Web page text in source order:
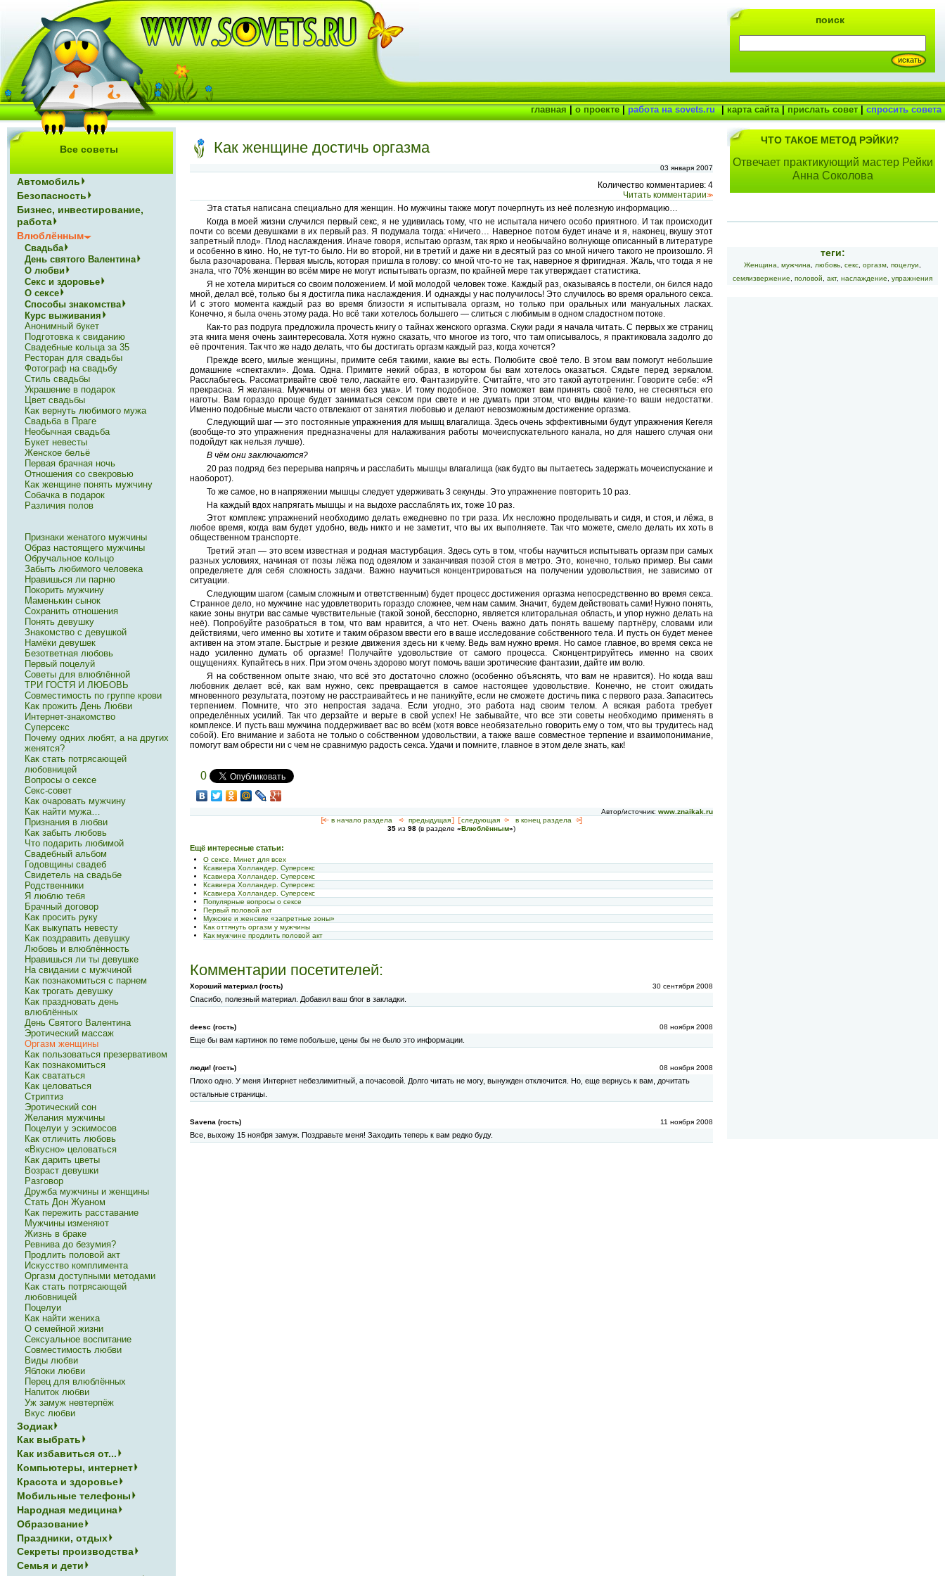
Как женщине достичь оргазма
03 января 2007
Количество комментариев: 4
Читать комментарии>>
Эта статья написана специально для женщин. Но мужчины также могут почерпнуть из неё полезную информацию…
Когда в моей жизни случился первый секс, я не удивилась тому, что не испытала ничего особо приятного. И так происходит
почти со всеми девушками в их первый раз. Я подумала тогда: «Ничего… Наверное потом будет иначе и я, наконец, вкушу этот
запретный плод». Плод наслаждения. Иначе говоря, испытаю оргазм, так ярко и необычайно волнующе описанный в литературе
и особенно в кино. Но, не тут-то было. Ни во второй, ни в третий и даже ни в десятый раз со мной ничего такого не произошло. Я
была разочарована. Первая мысль, которая пришла в голову: со мной что-то не так, наверное я фригидная. Жаль, что тогда я не
знала, что 70% женщин во всём мире не могут испытывать оргазм, по крайней мере так утверждает статистика.
Я не хотела мириться со своим положением. И мой молодой человек тоже. Каждый раз, оказываясь в постели, он бился надо
мной, делал всё, только бы я достигла пика наслаждения. И однажды у нас получилось! Это случилось во время орального секса.
И с этого момента каждый раз во время близости я испытывала оргазм, но только при оральных или мануальных ласках.
Конечно, я была очень этому рада. Но всё таки хотелось большего — слиться с любимым в одном сладостном потоке.
Как-то раз подруга предложила прочесть книгу о тайнах женского оргазма. Скуки ради я начала читать. С первых же страниц
эта книга меня очень заинтересовала. Хотя нужно сказать, что многое из того, что там описывалось, я практиковала задолго до
её прочтения. Так что же надо делать, что бы достигать оргазм каждый раз, когда хочется?
Прежде всего, милые женщины, примите себя такими, какие вы есть. Полюбите своё тело. В этом вам помогут небольшие
домашние «спектакли». Дома. Одна. Примите некий образ, в котором бы вам хотелось оказаться. Сядьте перед зеркалом.
Расслабьтесь. Рассматривайте своё тело, ласкайте его. Фантазируйте. Считайте, что это такой аутотренинг. Говорите себе: «Я
прекрасна. Я желанна. Мужчины от меня без ума». И тому подобное. Это поможет вам принять своё тело, не стесняться его
наготы. Вам гораздо проще будет заниматься сексом при свете и не думать при этом, что видны какие-то ваши недостатки.
Именно подобные мысли часто отвлекают от занятия любовью и делают невозможным достижение оргазма.
Следующий шаг — это постоянные упражнения для мышц влагалища. Здесь очень эффективными будут упражнения Кегеля
(вообще-то это упражнения предназначены для налаживания работы мочеиспускательного канала, но для нашего случая они
подойдут как нельзя лучше).
В чём они заключаются?
20 раз подряд без перерыва напрячь и расслабить мышцы влагалища (как будто вы пытаетесь задержать мочеиспускание и
наоборот).
То же самое, но в напряжении мышцы следует удерживать 3 секунды. Это упражнение повторить 10 раз.
На каждый вдох напрягать мышцы и на выдохе расслаблять их, тоже 10 раз.
Этот комплекс упражнений необходимо делать ежедневно по три раза. Их несложно проделывать и сидя, и стоя, и лёжа, в
любое время, когда вам будет удобно, ведь никто и не заметит, что вы их выполняете. Так что можете, смело делать их хоть в
общественном транспорте.
Третий этап — это всем известная и родная мастурбация. Здесь суть в том, чтобы научиться испытывать оргазм при самых
разных условиях, начиная от позы лёжа под одеялом и заканчивая позой стоя в метро. Это, конечно, только пример. Вы сами
определяете для себя сложность задачи. Важно научиться концентрироваться на получении удовольствия, не зависимо от
ситуации.
Следующим шагом (самым сложным и ответственным) будет процесс достижения оргазма непосредственно во время секса.
Странное дело, но мужчине нас удовлетворить гораздо сложнее, чем нам самим. Значит, будем действовать сами! Нужно понять,
какие зоны внутри вас самые чувствительные (такой зоной, бесспорно, является клиторальная область, и упор нужно делать на
неё). Попробуйте разобраться в том, что вам нравится, а что нет. Очень важно дать понять вашему партнёру, словами или
действиями, чего именно вы хотите и таким образом ввести его в ваше исследование собственного тела. И пусть он будет менее
активен на этом этапе. Быстрые и резкие движения здесь ни к чему. Ведь вам нужно время. Но самое главное, во время секса не
надо усиленно думать об оргазме! Получайте удовольствие от самого процесса. Сконцентрируйтесь именно на своих
ощущениях. Купайтесь в них. При этом очень здорово могут помочь ваши эротические фантазии, дайте им волю.
Я на собственном опыте знаю, что всё это достаточно сложно (особенно объяснять, что вам не нравится). Но когда ваш
любовник делает всё, как вам нужно, секс превращается в самое настоящее удовольствие. Конечно, не стоит ожидать
мгновенного результата, поэтому не расстраивайтесь и не паникуйте, если не сможете достичь пика с первого раза. Запаситесь
терпением. Помните, что это непростая задача. Если угодно, это работа над своим телом. А всякая работа требует
определённых усилий. Так что дерзайте и верьте в свой успех! Не забывайте, что все эти советы необходимо применять в
комплексе. И пусть ваш мужчина поддерживает вас во всём (хотя вовсе необязательно говорить ему о том, что вы трудитесь над
собой). Его внимание и забота не только о собственном удовольствии, а также ваше совместное терпение и взаимопонимание,
помогут вам обрести ни с чем не сравнимую радость секса. Удачи и помните, главное в этом деле знать, как!
0
Автор/источник: www.znaikak.ru
[<— в начало раздела <- предыдущая] [ следующая -> в конец раздела ->]
35 из 98 (в разделе «Влюблённым»)
Ещё интересные статьи:
О сексе. Минет для всех
Ксавиера Холландер. Суперсекс
Ксавиера Холландер. Суперсекс
Ксавиера Холландер. Суперсекс
Ксавиера Холландер. Суперсекс
Популярные вопросы о сексе
Первый половой акт
Мужские и женские «запретные зоны»
Как оттянуть оргазм у мужчины
Как мужчине продлить половой акт
Комментарии посетителей:
Хороший материал (гость) 30 сентября 2008
Спасибо, полезный материал. Добавил ваш блог в закладки.
deesc (гость) 08 ноября 2008
Еще бы вам картинок по теме побольше, цены бы не было это информации.
люди! (гость) 08 ноября 2008
Плохо одно. У меня Интернет небезлимитный, а почасовой. Долго читать не могу, вынужден отключится. Но, еще вернусь к вам, дочитать
остальные страницы.
Savena (гость) 11 ноября 2008
Все, выхожу 15 ноября замуж. Поздравьте меня! Заходить теперь к вам редко буду.
Все советы
Автомобиль
Безопасность
Бизнес, инвестирование,
работа
Влюблённым
Свадьба
День святого Валентина
О любви
Секс и здоровье
О сексе
Способы знакомства
Курс выживания
Анонимный букет
Подготовка к свиданию
Свадебные кольца за 35
Ресторан для свадьбы
Фотограф на свадьбу
Стиль свадьбы
Украшение в подарок
Цвет свадьбы
Как вернуть любимого мужа
Свадьба в Праге
Необычная свадьба
Букет невесты
Женское бельё
Первая брачная ночь
Отношения со свекровью
Как женщине понять мужчину
Собачка в подарок
Различия полов
Признаки женатого мужчины
Образ настоящего мужчины
Обручальное кольцо
Забыть любимого человека
Нравишься ли парню
Покорить мужчину
Маменькин сынок
Сохранить отношения
Понять девушку
Знакомство с девушкой
Намёки девушек
Безответная любовь
Первый поцелуй
Советы для влюблённой
ТРИ ГОСТЯ И ЛЮБОВЬ
Совместимость по группе крови
Как прожить День Любви
Интернет-знакомство
Суперсекс
Почему одних любят, а на других
женятся?
Как стать потрясающей
любовницей
Вопросы о сексе
Секс-совет
Как очаровать мужчину
Как найти мужа…
Признания в любви
Как забыть любовь
Что подарить любимой
Свадебный альбом
Годовщины свадеб
Свидетель на свадьбе
Родственники
Я люблю тебя
Брачный договор
Как просить руку
Как выкупать невесту
Как поздравить девушку
Любовь и влюблённость
Нравишься ли ты девушке
На свидании с мужчиной
Как познакомиться с парнем
Как трогать девушку
Как праздновать день
влюблённых
День Святого Валентина
Эротический массаж
Оргазм женщины
Как пользоваться презервативом
Как познакомиться
Как свататься
Как целоваться
Стриптиз
Эротический сон
Желания мужчины
Поцелуи у эскимосов
Как отличить любовь
«Вкусно» целоваться
Как дарить цветы
Возраст девушки
Разговор
Дружба мужчины и женщины
Стать Дон Жуаном
Как пережить расставание
Мужчины изменяют
Жизнь в браке
Ревнива до безумия?
Продлить половой акт
Искусство комплимента
Оргазм доступными методами
Как стать потрясающей
любовницей
Поцелуи
Как найти жениха
О семейной жизни
Сексуальное воспитание
Совместимость любви
Виды любви
Яблоки любви
Перец для влюблённых
Напиток любви
Уж замуж невтерпёж
Вкус любви
Зодиак
Как выбрать
Как избавиться от...
Компьютеры, интернет
Красота и здоровье
Мобильные телефоны
Народная медицина
Образование
Праздники, отдых
Секреты производства
Семья и дети
ЧТО ТАКОЕ МЕТОД РЭЙКИ?
Отвечает практикующий мастер Рейки
Анна Соколова
теги:
Женщина мужчина любовь секс оргазм поцелуи
семяизвержение
половой акт, наслаждение упражнения
поиск
главная|о проекте|работа на sovets.ru |карта сайта|прислать совет|спросить совета